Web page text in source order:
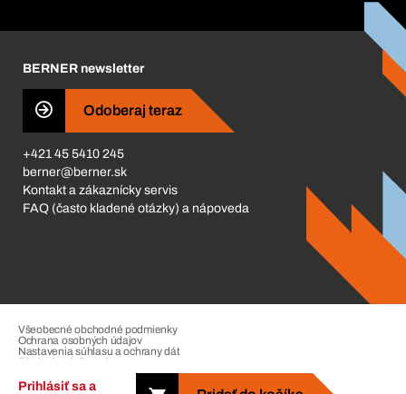
Prihlásiť sa a
Business Conduct
BERNER newsletter
Odoberaj teraz
+421 45 5410 245
berner@berner.sk
Kontakt a zákaznícky servis
FAQ (často kladené otázky) a nápoveda
Všeobecné obchodné podmienky
Ochrana osobných údajov
Nastavenia súhlasu a ochrany dát
Riadenie sťažností